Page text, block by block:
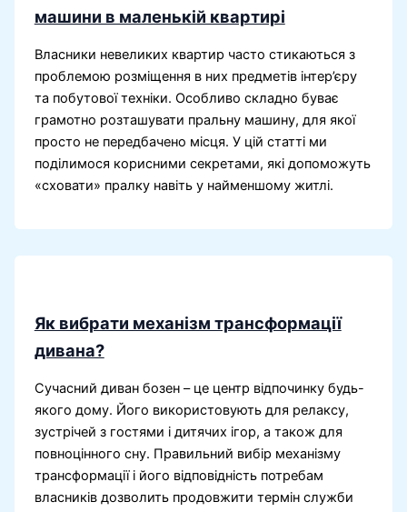
машини в маленькій квартирі
Власники невеликих квартир часто стикаються з
проблемою розміщення в них предметів інтер’єру
та побутової техніки. Особливо складно буває
грамотно розташувати пральну машину, для якої
просто не передбачено місця. У цій статті ми
поділимося корисними секретами, які допоможуть
«сховати» пралку навіть у найменшому житлі.
Як вибрати механізм трансформації
дивана?
Сучасний диван бозен – це центр відпочинку будь-
якого дому. Його використовують для релаксу,
зустрічей з гостями і дитячих ігор, а також для
повноцінного сну. Правильний вибір механізму
трансформації і його відповідність потребам
власників дозволить продовжити термін служби